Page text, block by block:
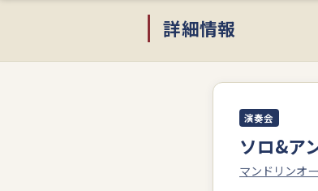
詳細情報
演奏会
ソロ&ア
マンドリンオ